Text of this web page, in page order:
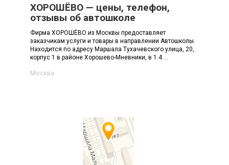
ХОРОШЁВО — цены, телефон,
отзывы об автошколе
Фирма ХОРОШЁВО из Москвы предоставляет
заказчикам услуги и товары в направлении Автошколы.
Находится по адресу Маршала Тухачевского улица, 20,
корпус 1 в районе Хорошево-Мневники, в 1.4 ...
Москва